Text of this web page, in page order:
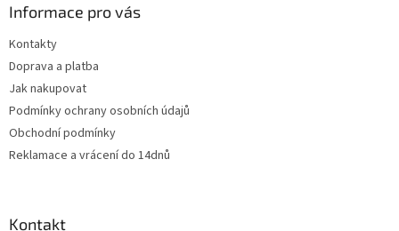
Informace pro vás
Kontakty
Doprava a platba
Jak nakupovat
Podmínky ochrany osobních údajů
Obchodní podmínky
Reklamace a vrácení do 14dnů
Kontakt